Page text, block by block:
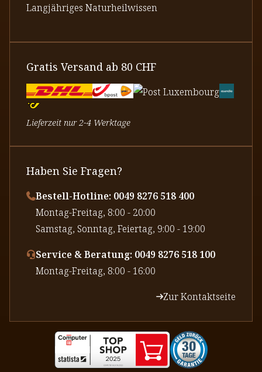
Langjähriges Naturheilwissen
Gratis Versand ab 80 CHF
Lieferzeit nur 2-4 Werktage
Haben Sie Fragen?
Bestell-Hotline: 0049 8276 518 400
⁠Montag-Freitag, 8:00 - 20:00
⁠Samstag, Sonntag, Feiertag, 9:00 - 19:00
Service & Beratung: 0049 8276 518 100
⁠Montag-Freitag, 8:00 - 16:00
Zur Kontaktseite